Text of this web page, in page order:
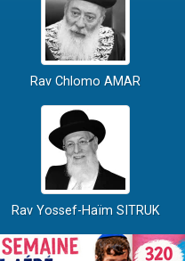
Rav Chlomo AMAR
Rav Yossef-Haïm SITRUK